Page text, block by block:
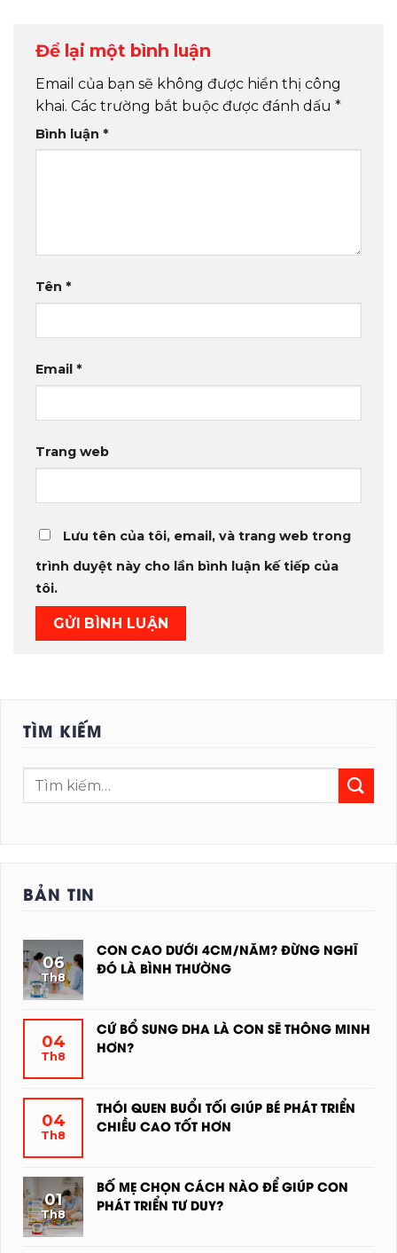
Để lại một bình luận
Email của bạn sẽ không được hiển thị công
khai. Các trường bắt buộc được đánh dấu *
Bình luận *
Tên *
Email *
Trang web
Lưu tên của tôi, email, và trang web trong
trình duyệt này cho lần bình luận kế tiếp của
tôi.
TÌM KIẾM
BẢN TIN
06
Th8
CON CAO DƯỚI 4CM/NĂM? ĐỪNG NGHĨ
ĐÓ LÀ BÌNH THƯỜNG
BÌNH
LUẬN
CAO
DƯỚI
NGHĨ
ĐÓ
LÀ
04
Th8
CỨ BỔ SUNG DHA LÀ CON SẼ THÔNG MINH
HƠN?
BÌNH
LUẬN
BỔ
SUNG
04
Th8
THÓI QUEN BUỔI TỐI GIÚP BÉ PHÁT TRIỂN
CHIỀU CAO TỐT HƠN
BÌNH
LUẬN
01
Th8
BỐ MẸ CHỌN CÁCH NÀO ĐỂ GIÚP CON
PHÁT TRIỂN TƯ DUY?